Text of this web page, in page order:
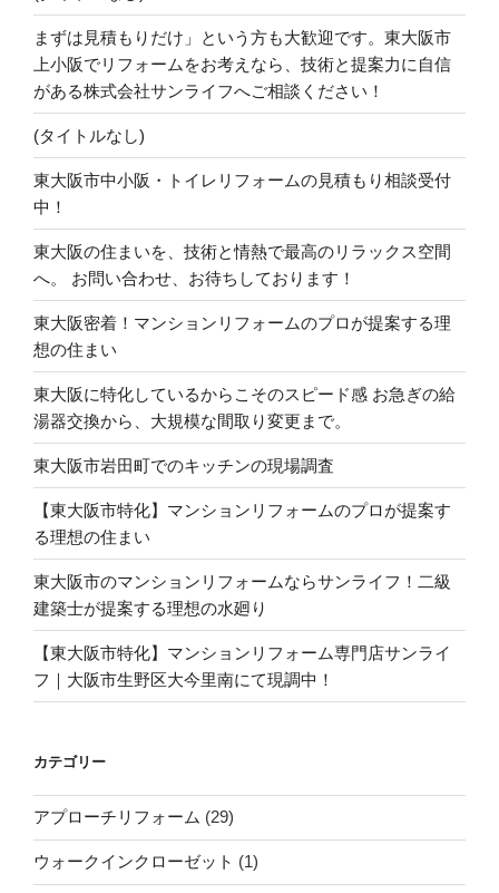
まずは見積もりだけ」という方も大歓迎です。東大阪市
上小阪でリフォームをお考えなら、技術と提案力に自信
がある株式会社サンライフへご相談ください！
(タイトルなし)
東大阪市中小阪・トイレリフォームの見積もり相談受付
中！
東大阪の住まいを、技術と情熱で最高のリラックス空間
へ。 お問い合わせ、お待ちしております！
東大阪密着！マンションリフォームのプロが提案する理
想の住まい
東大阪に特化しているからこそのスピード感 お急ぎの給
湯器交換から、大規模な間取り変更まで。
東大阪市岩田町でのキッチンの現場調査
【東大阪市特化】マンションリフォームのプロが提案す
る理想の住まい
東大阪市のマンションリフォームならサンライフ！二級
建築士が提案する理想の水廻り
【東大阪市特化】マンションリフォーム専門店サンライ
フ｜大阪市生野区大今里南にて現調中！
カテゴリー
アプローチリフォーム (29)
ウォークインクローゼット (1)